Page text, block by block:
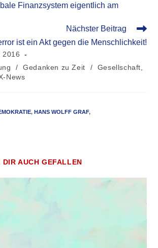
Finanzsystem eigentlich am
Nächster Beitrag
ist ein Akt gegen die Menschlichkeit!
2016
/ Gedanken zu Zeit /
Gesellschaft,
News
, HANS WOLFF GRAF,
DIR AUCH GEFALLEN